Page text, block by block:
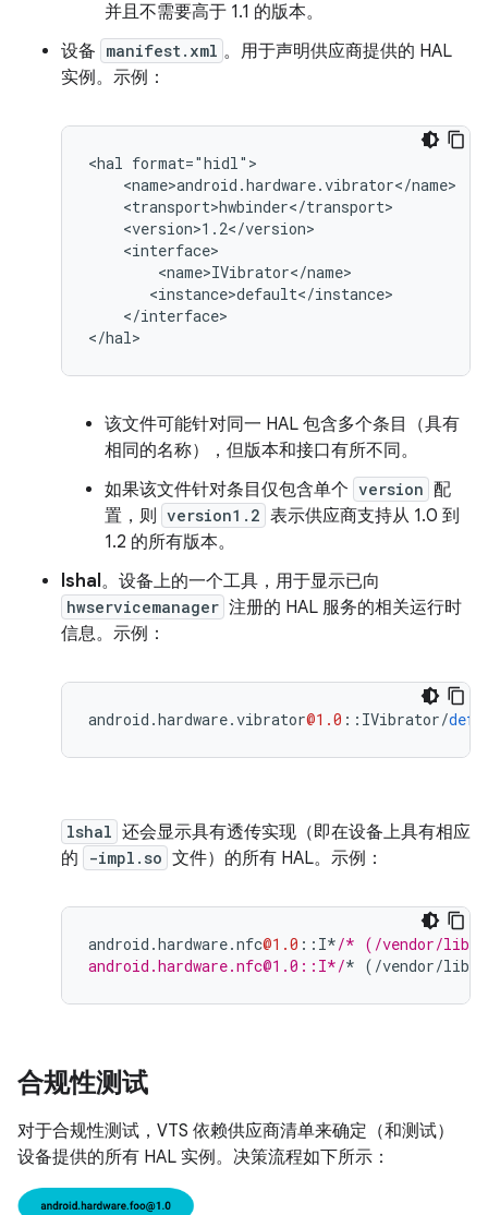
并且不需要高于 1.1 的版本。
设备 manifest.xml 。用于声明供应商提供的 HAL
实例。示例：
<hal format="hidl">
    <name>android.hardware.vibrator</name>
    <transport>hwbinder</transport>
    <version>1.2</version>
    <interface>
        <name>IVibrator</name>
       <instance>default</instance>
    </interface>
</hal>
该文件可能针对同一 HAL 包含多个条目（具有
相同的名称），但版本和接口有所不同。
如果该文件针对条目仅包含单个 version 配
置，则 version1.2 表示供应商支持从 1.0 到
1.2 的所有版本。
lshal。设备上的一个工具，用于显示已向
hwservicemanager 注册的 HAL 服务的相关运行时
信息。示例：
android .hardware.vibrator@1.0 :: IVibrator/
lshal 还会显示具有透传实现（即在设备上具有相应
的
-impl.so 文件）的所有 HAL。示例：
android .hardware.nfc@1.0 :: I*/* (/vendor/lib/
android.hardware.nfc@1.0::I*/* ( /vendor/lib64
合规性测试
对于合规性测试，VTS 依赖供应商清单来确定（和测试）
设备提供的所有 HAL 实例。决策流程如下所示：